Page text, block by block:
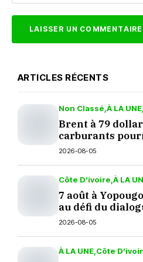
ARTICLES RÉCENTS
Non Classé À LA UNE
Brent à 79
carburants
septembre ?
2026-08-05
Côte D’ivoire À LA
7 août à
au défi du
2026-08-05
À LA UNE Côte